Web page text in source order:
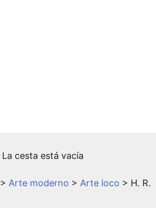
La cesta está vacía
> Arte moderno > Arte loco > H. R.